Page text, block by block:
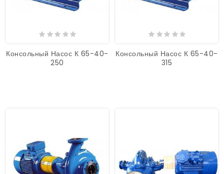
Консольный Насос К 65-40-
250
Консольный Насос К 65-40-
315